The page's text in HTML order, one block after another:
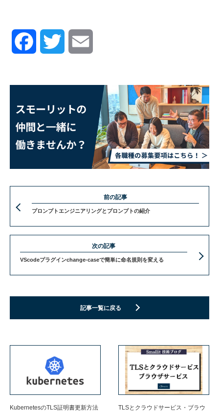
Facebook Twitter
前の記事
プロンプトエンジニアリングとプロンプトの紹介
次の記事
VScodeプラグインchange-caseで簡単に命名規則を変える
記事一覧に戻る
KubernetesのTLS証明書更新方法
TLSとクラウドサービス・ブラウ